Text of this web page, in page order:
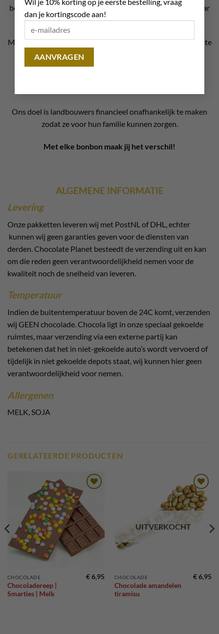
dan je kortingscode aan!
boeren sterk om hun kleine plantages te transformeren naar
winstgevende cacao plantages.
Motiveren we nieuwe generaties om in de cacaoteelt actief te
blijven en voeden we hun ambitie.
Ons doel is landbouwers financieel onafhankelijk te maken
zodat ze voor hun familie kunnen zorgen.
Met elke bonbon maak jij het verschil!
ALGEMENE INFORMATIE
Levering
Onze pakketten leveren wij met PostNL of DHL, echter
kunnen wij geen garanties geven voor de diensten van
derden. Chocolate Planet besteedt de verzending uit en kan
om die reden geen verantwoordelijkheid nemen voor de
kwaliteit noch de snelheid van leveren.
Temperatuur
Indien de buitentemperatuur boven de 24C komt, verzenden
wij GEEN chocolade. Chocola ligt in onze speciaal gekoelde
ruimtes, maar verzending via een externe partij kan
betekenen dat het in niet-gekoelde auto’s wordt vervoerd of
tijdelijk in niet gekoelde depots staat, wij kunnen hier geen
verantwoordelijkheid voor nemen.
Allergenen
MELK, SOJA
GERELATEERDE PRODUCTEN
Toevoegen
aan
verlanglijst
CHOCOLADE
Chocoladereep |
Smarties | Melk
€6,95
Toevoegen
aan
verlanglijst
UITVERKOCHT
CHOCOLADE
Chocolade amandelen
tiramisu
€6,95